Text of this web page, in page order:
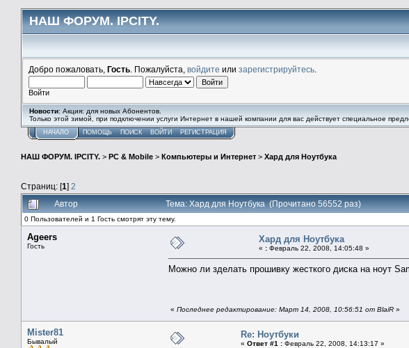
НАШ ФОРУМ. IPCITY.
Добро пожаловать, Гость . Пожалуйста, войдите или зарегистрируйтесь
Войти
Новости: Акция: для новых Абонентов.
Только этой зимой, при подключении услуги Интернет в нашей компании для вас действует специальное
НАЧАЛО ПОМОЩЬ ПОИСК ВОЙТИ РЕГИСТРАЦИЯ
НАШ ФОРУМ. IPCITY. > PC & Mobile > Компьютеры и Интернет > Хард для Ноутбука
Страниц: [1] 2
Автор Тема: Хард для Ноутбука (Прочитано 56552 раз)
0 Пользователей и 1 Гость смотрят эту тему.
Ageers
Гость
Хард для Ноутбука
« : Февраль 22, 2008, 14:05:48 »
Можно ли зделать прошивку жесткого диска на ноут
« Последнее редактирование: Март 14, 2008, 10:56:51 от BlaiR »
Mister81
Бывалый
Re: Ноутбуки
« Ответ #1 : Февраль 22, 2008, 14:13:17 »